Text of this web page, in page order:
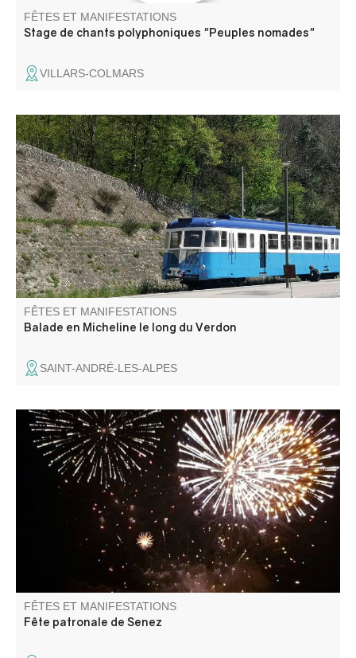
FÊTES ET MANIFESTATIONS
Stage de chants polyphoniques "Peuples nomades"
VILLARS-COLMARS
A bord de d'un autorail de 1936, revivez l'ambiance des
"Michelines" ! A votre arrivée à Thorame, les associations
locales vous proposent de visiter la chapelle ND de la
Fleur et assister, l'après midi, à une démonstration de
distillation de lavande.
FÊTES ET MANIFESTATIONS
Balade en Micheline le long du Verdon
SAINT-ANDRÉ-LES-ALPES
Le comité des fêtes vous propose concours de boules,
messe, soirée animée, repas et son super feu d'artifice.
FÊTES ET MANIFESTATIONS
Fête patronale de Senez